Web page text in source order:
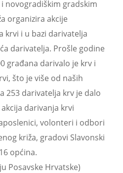
novogradiškim gradskim
organizira akcije
krvi i u bazi darivatelja
darivatelja. Prošle godine
građana darivalo je krv i
što je više od naših
253 darivatelja krv je dalo
darivanja krvi
volonteri i odbori
križa, gradovi Slavonski
općina.
Posavske Hrvatske)